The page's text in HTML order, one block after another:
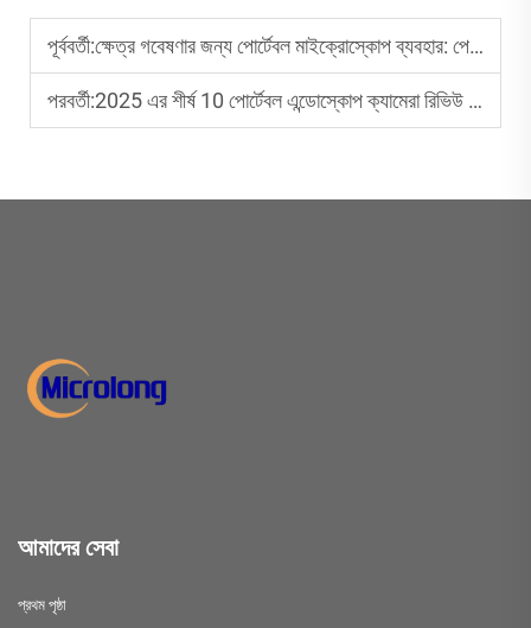
পূর্ববর্তী:ক্ষেত্র গবেষণার জন্য পোর্টেবল মাইক্রোস্কোপ ব্যবহার: পেশাদার টিপস
পরবর্তী:2025 এর শীর্ষ 10 পোর্টেবল এন্ডোস্কোপ ক্যামেরা রিভিউ এবং ক্রয় গাইড
আমাদের সেবা
প্রথম পৃষ্ঠা